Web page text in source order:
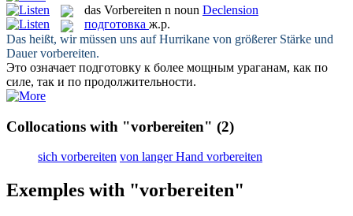
das Vorbereiten n noun Declension
подготовка ж.р.
Das heißt, wir müssen uns auf Hurrikane von größerer Stärke und
Dauervorbereiten.
Это означает подготовку к более мощным ураганам, как по
силе, так и по продолжительности.
Collocations with "vorbereiten" (2)
sich vorbereiten von langer Hand vorbereiten
Exemples with "vorbereiten"